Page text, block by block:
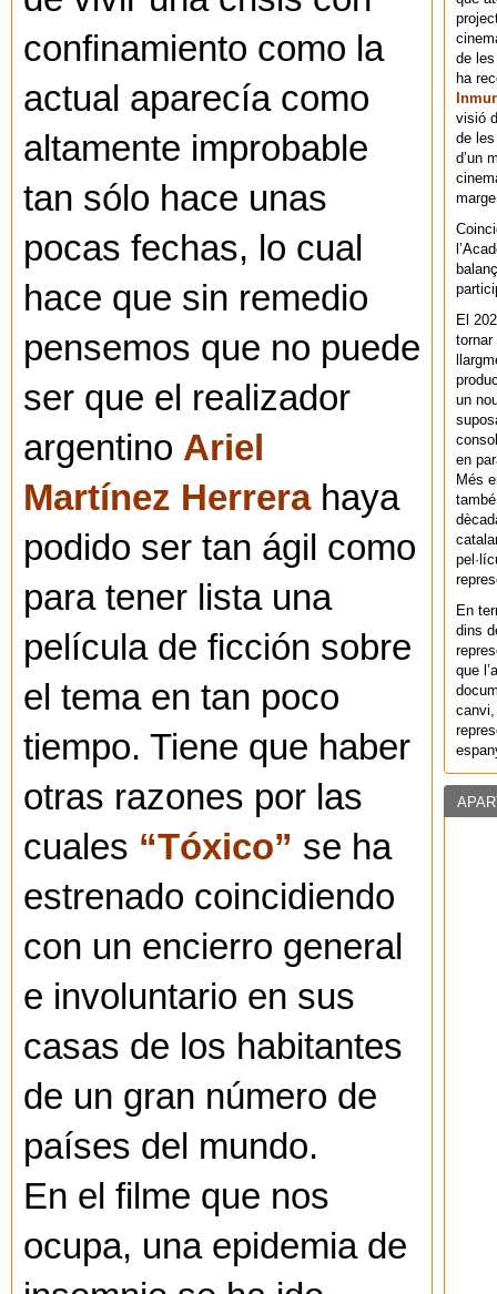
confinamiento como la
actual aparecía como
altamente improbable
tan sólo hace unas
pocas fechas, lo cual
hace que sin remedio
pensemos que no puede
ser que el realizador
argentino Ariel
Martínez Herrerahaya
podido ser tan ágil como
para tener lista una
película de ficción sobre
el tema en tan poco
tiempo. Tiene que haber
otras razones por las
cuales “Tóxico” se ha
estrenado coincidiendo
con un encierro general
e involuntario en sus
casas de los habitantes
de un gran número de
países del mundo.
En el filme que nos
ocupa, una epidemia de
de
ha
visió
de
d’un
El
un
en
Més
En
dins
que
canvi,